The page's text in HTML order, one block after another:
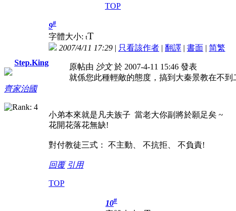
TOP
Step.King
齊家治國
9#
字體大小: tT
2007/4/11 17:29 | 只看該作者 | 翻譯 | 書面 | 简繁
原帖由 沙文於 2007-4-11 15:46 發表
就係您此種輕敵的態度，搞到大秦景教在不
小弟本來就是凡夫族子 當老大你副將於願足矣 ~
花開花落花無缺!
對付教徒三式： 不主動、 不抗拒、 不負責!
回覆 引用
TOP
10#